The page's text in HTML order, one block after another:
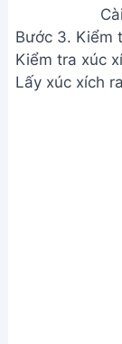
Bước 3. Kiểm
Kiểm tra xúc
Lấy xúc xích